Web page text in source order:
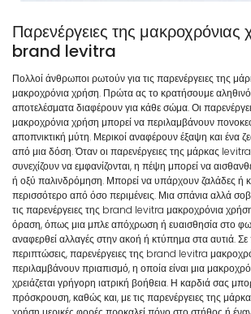
Παρενέργειες της μακροχρόνιας
brand levitra
Πολλοί άνθρωποι ρωτούν για τις παρενέργειες της
μακροχρόνια χρήση. Πρώτα ας το κρατήσουμε αληθινό
αποτελέσματα διαφέρουν για κάθε σώμα. Οι
μακροχρόνια χρήση μπορεί να περιλαμβάνουν
αποπνικτική μύτη. Μερικοί αναφέρουν έξαψη και ένα
από μια δόση. Όταν οι παρενέργειες της μάρκας
συνεχίζουν να εμφανίζονται, η πέψη μπορεί να
ή οξύ παλινδρόμηση. Μπορεί να υπάρχουν ζαλάδες ή
περισσότερο από όσο περιμένεις. Μια σπάνια αλλά
τις παρενέργειες της brand levitra μακροχρόνια
όραση, όπως μια μπλε απόχρωση ή ευαισθησία στο
αναφερθεί αλλαγές στην ακοή ή κτύπημα στα αυτιά.
περιπτώσεις, παρενέργειες της brand levitra
περιλαμβάνουν πριαπισμό, η οποία είναι μια
χρειάζεται γρήγορη ιατρική βοήθεια. Η καρδιά σας
πρόσκρουση, καθώς και, με τις παρενέργειες της